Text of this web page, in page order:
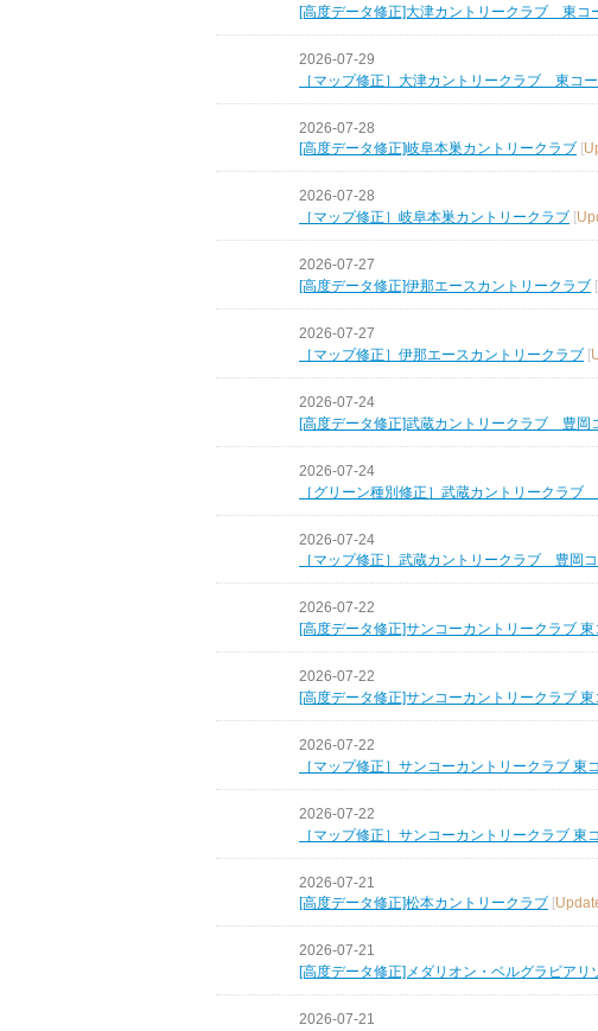
[高度データ修正]大津カントリークラブ 東コ
2026-07-29
［マップ修正］大津カントリークラブ 東コ
2026-07-28
[高度データ修正]岐阜本巣カントリークラブ [
2026-07-28
［マップ修正］岐阜本巣カントリークラブ [
2026-07-27
[高度データ修正]伊那エースカントリークラブ [
2026-07-27
［マップ修正］伊那エースカントリークラブ [
2026-07-24
[高度データ修正]武蔵カントリークラブ 豊岡
2026-07-24
［グリーン種別修正］武蔵カントリークラブ
2026-07-24
［マップ修正］武蔵カントリークラブ 豊岡
2026-07-22
[高度データ修正]サンコーカントリークラブ 東
2026-07-22
[高度データ修正]サンコーカントリークラブ 東
2026-07-22
［マップ修正］サンコーカントリークラブ 東
2026-07-22
［マップ修正］サンコーカントリークラブ 東
2026-07-21
[高度データ修正]松本カントリークラブ [
2026-07-21
[高度データ修正]メダリオン・ベルグラビアリ
2026-07-21